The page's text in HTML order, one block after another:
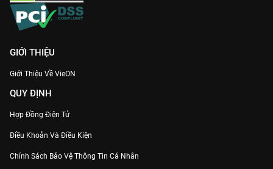
GIỚI THIỆU
Giới Thiệu Về VieON
QUY ĐỊNH
Hợp Đồng Điện Tử
Điều Khoản Và Điều Kiện
Chính Sách Bảo Vệ Thông Tin Cá Nhân